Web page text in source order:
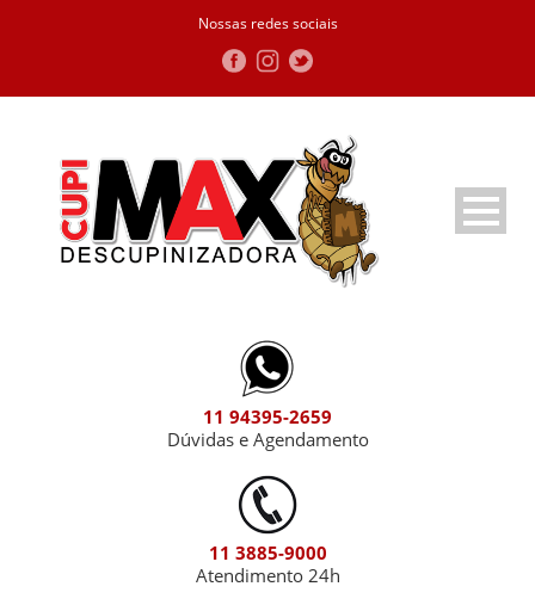
Nossas redes sociais
11 94395-2659
Dúvidas e Agendamento
11 3885-9000
Atendimento 24h